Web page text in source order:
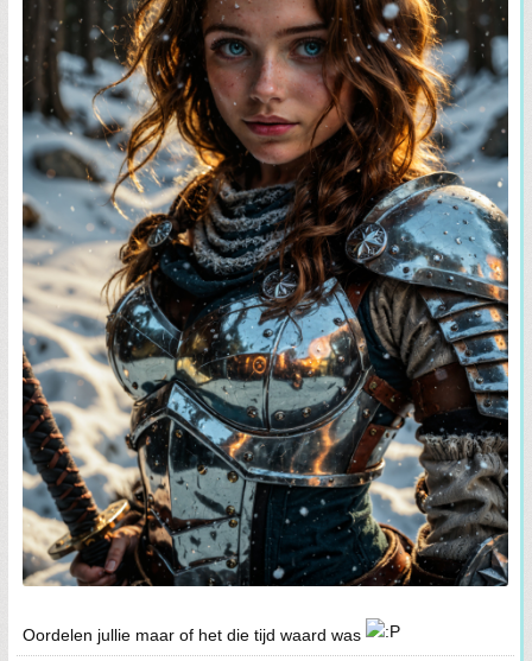
Oordelen jullie maar of het die tijd waard was